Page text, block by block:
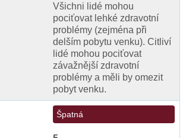
Všichni lidé mohou
pociťovat lehké zdravotní
problémy (zejména při
delším pobytu venku). Citliví
lidé mohou pociťovat
závažnější zdravotní
problémy a měli by omezit
pobyt venku.
Špatná